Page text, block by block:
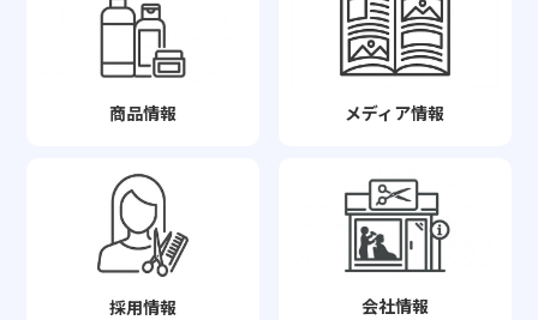
商品情報 メディア情報
採用情報 会社情報